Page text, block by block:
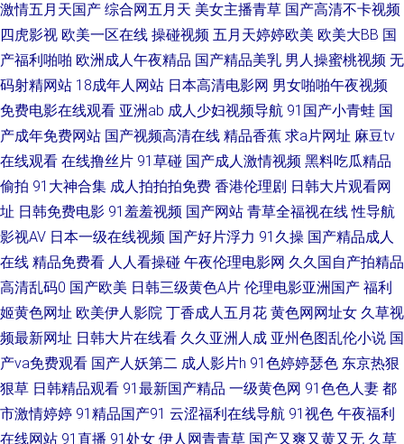
清一区 欧美日韩麻 91福利社色色 韩国色片妈妈8 91探花视频在线更新 欧美
成人亚洲精品 欧美人妖A片免费看 91黑丝福利 91国产福利视频 91国视频在
线观看 91黄色视屏 91蝌蚪少妇 91学社视频在线 肏屄网站 日本成人色网 色
色网的五月天 女同扣逼 国产精品久久电影院 超碰91成人 91传煤网站直接进
入 一本一道久精品 老司机91福利视频 欧洲精品久久密桃 91观看在线网站 国
产黑丝在线观看网站 四虎影库www麻豆 91色惰网 国产精品一一一 五月天婷
婷成人网址 91在线第一页 论理在线 亚洲AV色1 91午夜激情 精品国产九九 五
月天色色 91游戏体验馆美女小短剧 91x视频大全 国产群内射一区二区 先锋
亚洲AV 99热热草 玖玖在线 伊人无吗AV av草逼网 久久日本熟妇熟色一区 一
激情五月天国产 综合网五月天 美女主播青草 国产高清不卡视频
四虎影视 欧美一区在线 操碰视频 五月天婷婷欧美 欧美大BB 国
产福利啪啪 欧洲成人午夜精品 国产精品美乳 男人操蜜桃视频 无
码射精网站 18成年人网站 日本高清电影网 男女啪啪午夜视频
免费电影在线观看 亚洲ab 成人少妇视频导航 91国产小青蛙 国
产成年免费网站 国产视频高清在线 精品香蕉 求a片网址 麻豆tv
在线观看 在线撸丝片 91草碰 国产成人激情视频 黑料吃瓜精品
偷拍 91大神合集 成人拍拍拍免费 香港伦理剧 日韩大片观看网
址 日韩免费电影 91羞羞视频 国产网站 青草全福视在线 性导航
影视AV 日本一级在线视频 国产好片浮力 91久操 国产精品成人
在线 精品免费看 人人看操碰 午夜伦理电影网 久久国自产拍精品
高清乱码0 国产欧美 日韩三级黄色A片 伦理电影亚洲国产 福利
姬黄色网址 欧美伊人影院 丁香成人五月花 黄色网网址女 久草视
频最新网址 日韩大片在线看 久久亚洲人成 亚州色图乱伦小说 国
产va免费观看 国产人妖第二 成人影片h 91色婷婷瑟色 东京热狠
狠草 日韩精品观看 91最新国产精品 一级黄色网 91色色人妻 都
市激情婷婷 91精品国产91 云涩福利在线导航 91视色 午夜福利
在线网站 91直播 91处女 伊人网青青草 国产又爽又黄又无 久草